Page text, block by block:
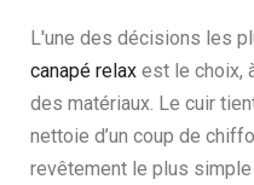
L'une des décisions les
canapé relax est le choix,
des matériaux. Le cuir
nettoie d’un coup de
revêtement le plus